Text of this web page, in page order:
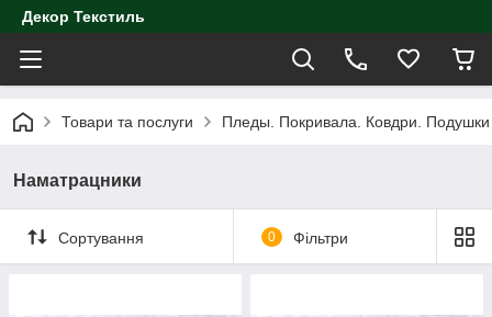
Декор Текстиль
Товари та послуги Пледы. Покривала. Ковдри. Подушки
Наматрацники
Сортування 0 Фільтри